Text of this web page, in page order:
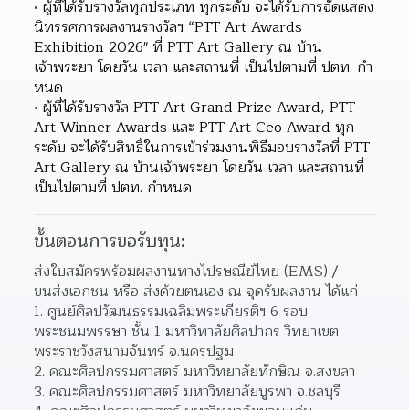
ผู้ที่ได้รับรางวัลทุกประเภท ทุกระดับ จะได้รับการจัดแสดง
นิทรรศการผลงานรางวัลฯ “PTT Art Awards
Exhibition 2026" ที่ PTT Art Gallery ณ บ้าน
เจ้าพระยา โดยวัน เวลา และสถานที่ เป็นไปตามที่ ปตท. กํา
หนด
ผู้ที่ได้รับรางวัล PTT Art Grand Prize Award, PTT
Art Winner Awards และ PTT Art Ceo Award ทุก
ระดับ จะได้รับสิทธิ์ในการเข้าร่วมงานพิธีมอบรางวัลที่ PTT
Art Gallery ณ บ้านเจ้าพระยา โดยวัน เวลา และสถานที่
เป็นไปตามที่ ปตท. กําหนด
ขั้นตอนการขอรับทุน:
ส่งใบสมัครพร้อมผลงานทางไปรษณีย์ไทย (EMS) /
ขนส่งเอกชน หรือ ส่งด้วยตนเอง ณ จุดรับผลงาน ได้แก่
ศูนย์ศิลปวัฒนธรรมเฉลิมพระเกียรติฯ 6 รอบ
พระชนมพรรษา ชั้น 1 มหาวิทาลัยศิลปากร วิทยาเขต
พระราชวังสนามจันทร์ จ.นครปฐม
คณะศิลปกรรมศาสตร์ มหาวิทยาลัยทักษิณ จ.สงขลา
คณะศิลปกรรมศาสตร์ มหาวิทยาลัยบูรพา จ.ชลบุรี